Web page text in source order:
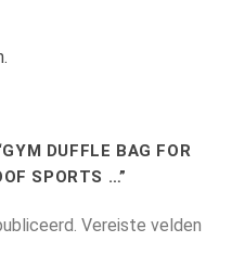
DUFFLE BAG FOR
SPORTS …”
Vereiste velden